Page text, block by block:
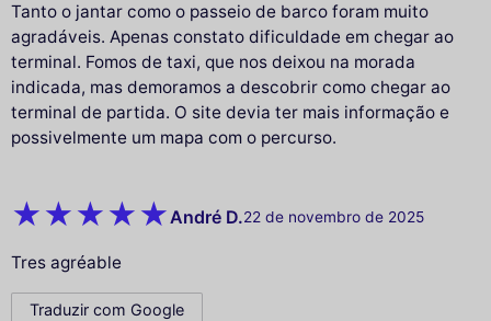
Tanto o jantar como o passeio de barco foram muito
agradáveis. Apenas constato dificuldade em chegar ao
terminal. Fomos de taxi, que nos deixou na morada
indicada, mas demoramos a descobrir como chegar ao
terminal de partida. O site devia ter mais informação e
possivelmente um mapa com o percurso.
André D.22 de novembro de 2025
Tres agréable
Traduzir com Google